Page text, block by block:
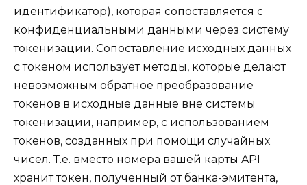
идентификатор), которая сопоставляется с
конфиденциальными данными через систему
токенизации. Сопоставление исходных данных
с токеном использует методы, которые делают
невозможным обратное преобразование
токенов в исходные данные вне системы
токенизации, например, с использованием
токенов, созданных при помощи случайных
чисел. Т.е. вместо номера вашей карты API
хранит токен, полученный от банка-эмитента,